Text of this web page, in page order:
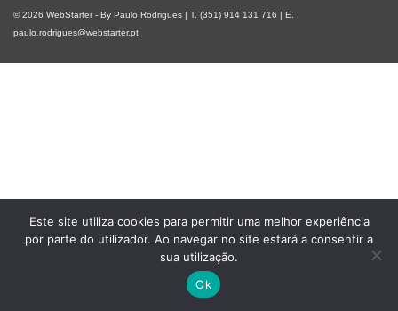
© 2026 WebStarter - By Paulo Rodrigues | T. (351) 914 131 716 | E.
paulo.rodrigues@webstarter.pt
Este site utiliza cookies para permitir uma melhor experiência
por parte do utilizador. Ao navegar no site estará a consentir a
sua utilização.
Ok